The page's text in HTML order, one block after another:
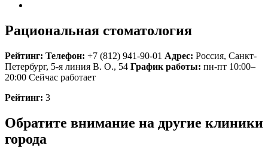
Рациональная стоматология
Рейтинг: Телефон: +7 (812) 941-90-01 Адрес: Россия, Санкт-
Петербург, 5-я линия В. О., 54 График работы: пн-пт 10:00–
20:00 Сейчас работает
Рейтинг: 3
Обратите внимание на другие клиники
города